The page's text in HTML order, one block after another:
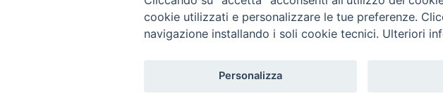
Copyright © 2019 - Tutti i diritti riservati - Vita Trentina Editrice
cookie utilizzati e personalizzare le tue preferenze.
navigazione installando i soli cookie tecnici. Ulteriori
Personalizza